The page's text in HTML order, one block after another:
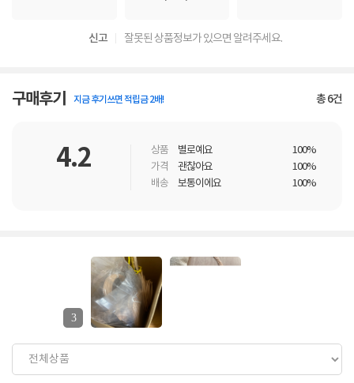
신고 잘못된 상품정보가 있으면 알려주세요.
구매후기 지금 후기쓰면 적립금 2배! 총6건
4.2 상품 별로예요
100%
가격
괜찮아요
100%
배송
보통이에요 100%
3